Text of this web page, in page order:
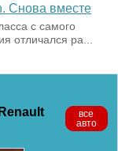
Снова вместе
с самого
отличался ра...
Renault
все
авто